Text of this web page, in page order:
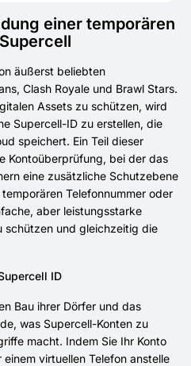
einer temporären
äußerst beliebten
Clash Royale und Brawl Stars.
Assets zu schützen, wird
Supercell-ID zu erstellen, die
speichert. Ein Teil dieser
Kontoüberprüfung, bei der das
eine zusätzliche Schutzebene
Telefonnummer oder
aber leistungsstarke
schützen und gleichzeitig die
ID
Bau ihrer Dörfer und das
was Supercell-Konten zu
macht. Indem Sie Ihr Konto
virtuellen Telefon anstelle